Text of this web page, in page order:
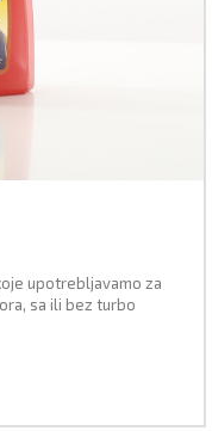
upotrebljavamo za
sa ili bez turbo